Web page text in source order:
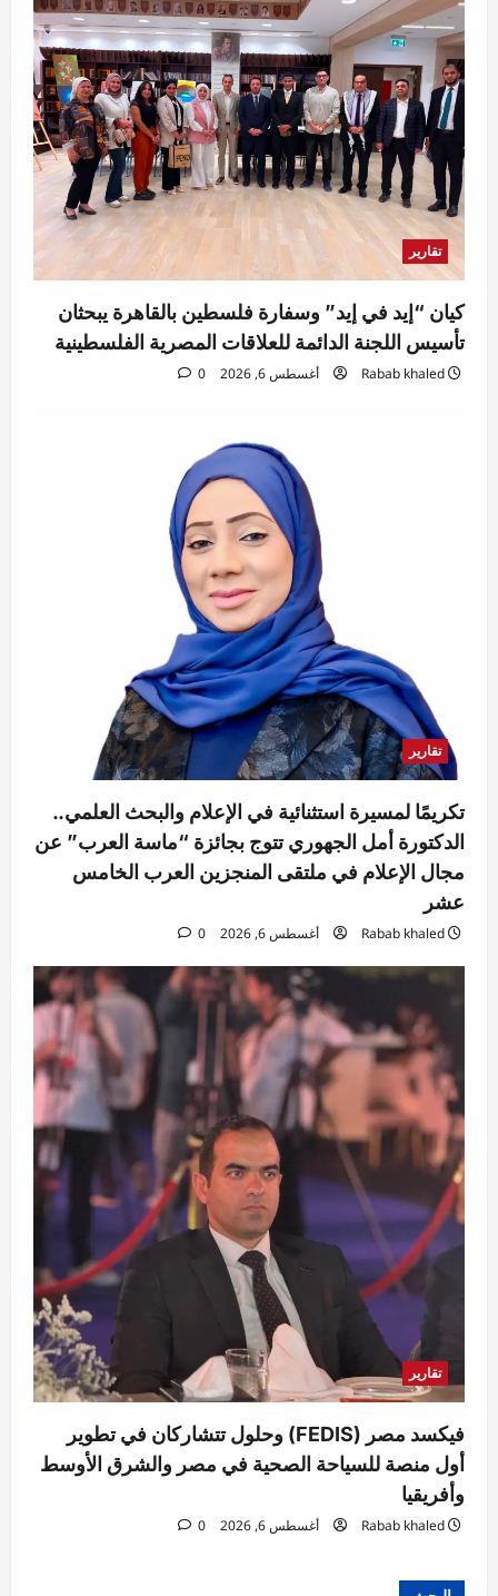
تقارير
كيان “إيد في إيد” وسفارة فلسطين بالقاهرة يبحثان
تأسيس اللجنة الدائمة للعلاقات المصرية الفلسطينية
Rabab khaled أغسطس 6, 2026 0
تقارير
تكريمًا لمسيرة استثنائية في الإعلام والبحث العلمي..
الدكتورة أمل الجهوري تتوج بجائزة “ماسة العرب” عن
مجال الإعلام في ملتقى المنجزين العرب الخامس
عشر
Rabab khaled أغسطس 6, 2026 0
تقارير
فيكسد مصر (FEDIS) وحلول تتشاركان في تطوير
أول منصة للسياحة الصحية في مصر والشرق الأوسط
وأفريقيا
Rabab khaled أغسطس 6, 2026 0